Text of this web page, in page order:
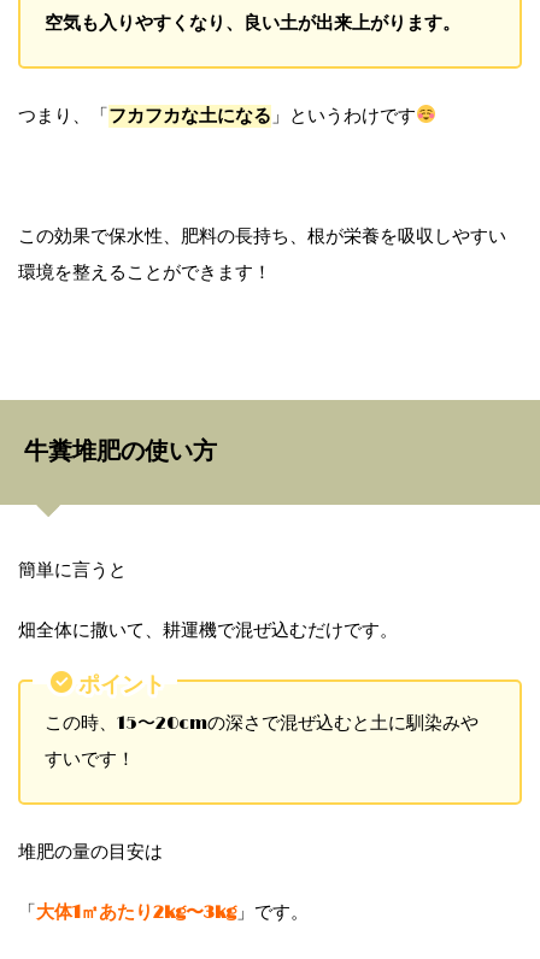
空気も入りやすくなり、良い土が出来上がります。
つまり、「フカフカな土になる 」というわけです
この効果で保水性、肥料の長持ち、根が栄養を吸収しやすい
環境を整えることができます！
牛糞堆肥の使い方
簡単に言うと
畑全体に撒いて、耕運機で混ぜ込むだけです。
ポイント
この時、15〜20cmの深さで混ぜ込むと土に馴染みや
すいです！
堆肥の量の目安は
「大体1㎡あたり2kg〜3kg」です。